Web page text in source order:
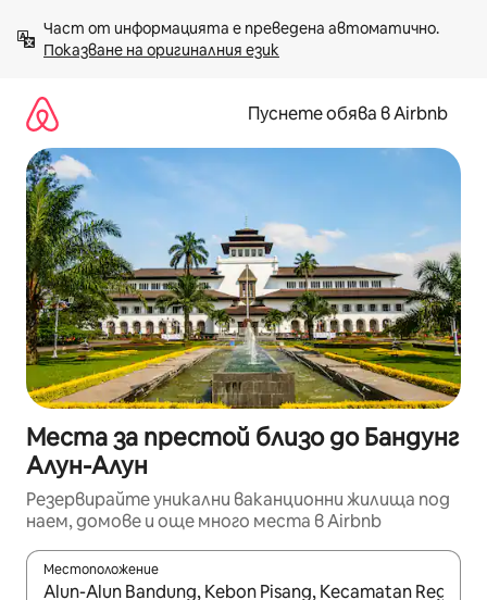
към
съдържанието
Показване на оригиналния език
Пуснете обява в Airbnb
Места за престой близо до Бандунг
Алун-Алун
Резервирайте уникални ваканционни жилища под
наем, домове и още много места в Airbnb
Местоположение
Когато резултатите се покажат, използвайте